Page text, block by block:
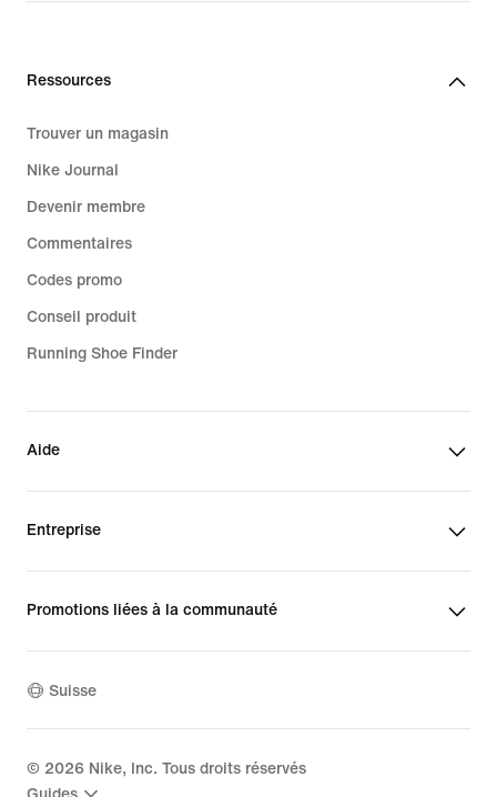
Ressources
Trouver un magasin
Nike Journal
Devenir membre
Commentaires
Codes promo
Conseil produit
Running Shoe Finder
Aide
Entreprise
Promotions liées à la communauté
Suisse
© 2026 Nike, Inc. Tous droits réservés